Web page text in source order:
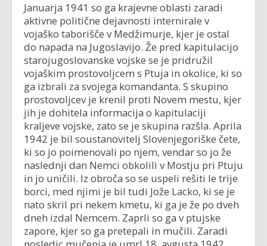
Januarja 1941 so ga krajevne oblasti zaradi
aktivne politične dejavnosti internirale v
vojaško taborišče v Medžimurje, kjer je ostal
do napada na Jugoslavijo. Že pred kapitulacijo
starojugoslovanske vojske se je pridružil
vojaškim prostovoljcem s Ptuja in okolice, ki so
ga izbrali za svojega komandanta. S skupino
prostovoljcev je krenil proti Novem mestu, kjer
jih je dohitela informacija o kapitulaciji
kraljeve vojske, zato se je skupina razšla. Aprila
1942 je bil soustanovitelj Slovenjegoriške čete,
ki so jo poimenovali po njem, vendar so jo že
naslednji dan Nemci obkolili v Mostju pri Ptuju
in jo uničili. Iz obroča so se uspeli rešiti le trije
borci, med njimi je bil tudi Jože Lacko, ki se je
nato skril pri nekem kmetu, ki ga je že po dveh
dneh izdal Nemcem. Zaprli so ga v ptujske
zapore, kjer so ga pretepali in mučili. Zaradi